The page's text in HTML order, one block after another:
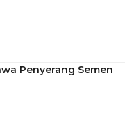
Penyerang Semen